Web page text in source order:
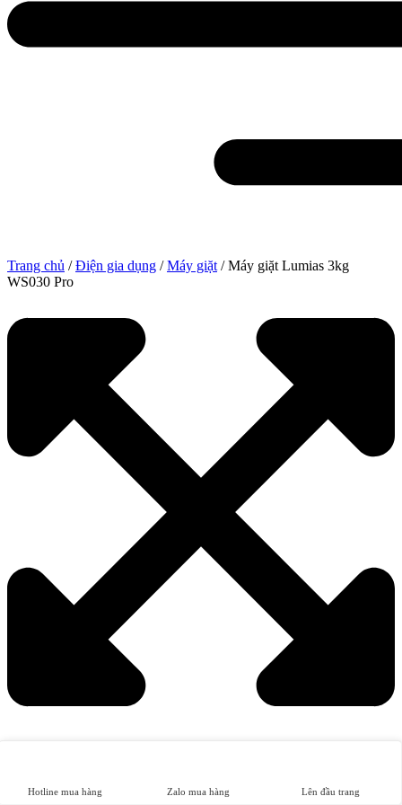
Trang chủ /Điện gia dụng /Máy giặt / Máy giặt Lumias 3kg
WS030 Pro
Hotline mua hàng Zalo mua hàng Lên đầu trang